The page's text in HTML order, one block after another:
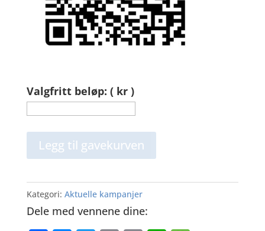
Valgfritt beløp: ( kr )
Skap
et
sted
for
Legg til gavekurven
Kategori: Aktuelle kampanjer
Dele med vennene dine: